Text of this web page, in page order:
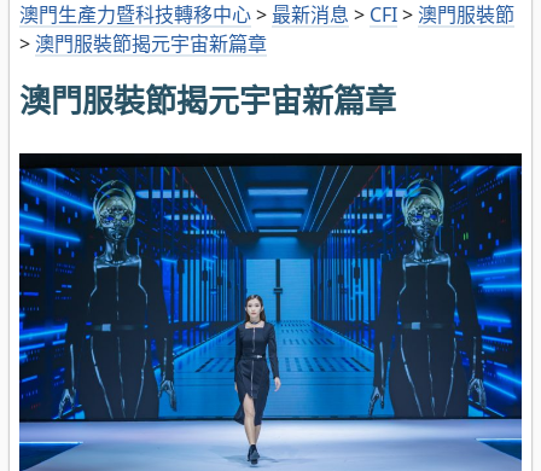
澳門生產力暨科技轉移中心> 最新消息 > CFI> 澳門服裝節
> 澳門服裝節揭元宇宙新篇章
澳門服裝節揭元宇宙新篇章